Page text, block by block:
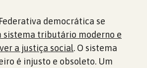
democrática se
sistema tributário moderno e
a justiça social. O sistema
é injusto e obsoleto. Um